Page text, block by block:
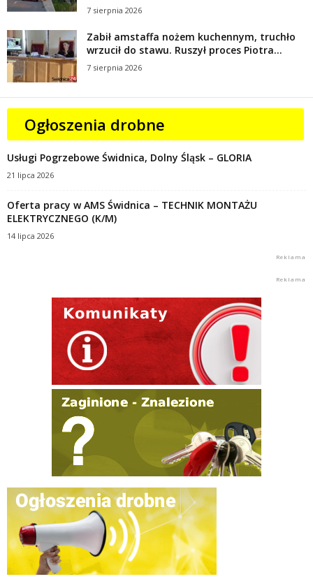
7 sierpnia 2026
Zabił amstaffa nożem kuchennym, truchło
wrzucił do stawu. Ruszył proces Piotra...
7 sierpnia 2026
Ogłoszenia drobne
Usługi Pogrzebowe Świdnica, Dolny Śląsk – GLORIA
21 lipca 2026
Oferta pracy w AMS Świdnica – TECHNIK MONTAŻU
ELEKTRYCZNEGO (K/M)
14 lipca 2026